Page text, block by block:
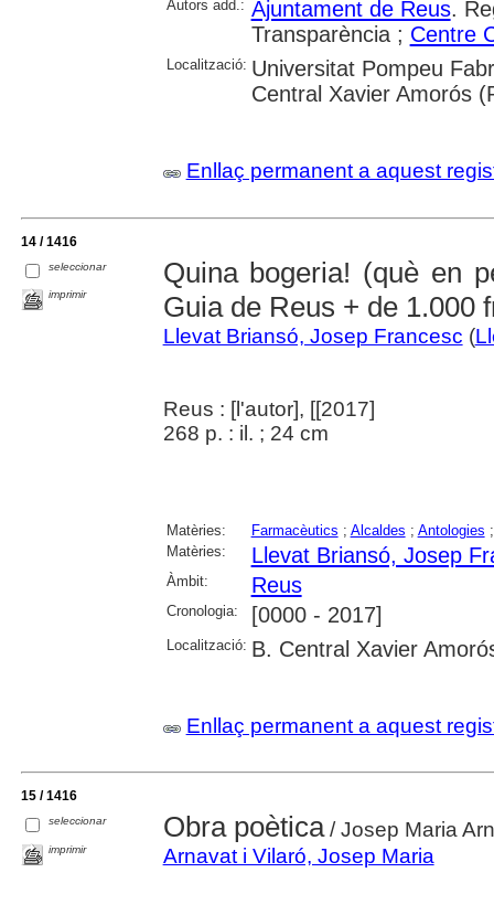
Autors add.: Ajuntament de Reus.
Transparència ; Centre
Localització: Universitat Pompeu
Central Xavier Amorós
Enllaç permanent a aquest
14 / 1416
seleccionar
imprimir
Quina bogeria! (què en
Guia de Reus + de 1.000
Llevat Briansó, Josep Francesc (
Reus : [l'autor], [[2017]
268 p. : il. ; 24 cm
Matèries: Farmacèutics ; Alcaldes ; Antologies
Matèries:
Llevat Briansó, Josep
Àmbit: Reus
Cronologia: [0000 - 2017]
Localització: B. Central Xavier
Enllaç permanent a aquest
15 / 1416
seleccionar
imprimir
Obra poètica/ Josep Maria
Arnavat i Vilaró, Josep Maria